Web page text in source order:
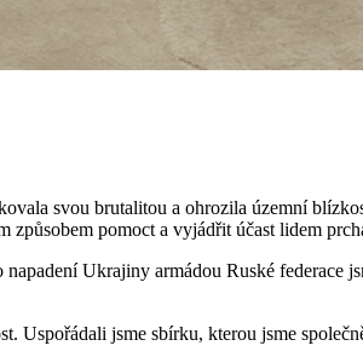
svou brutalitou a ohrozila územní
způsobem pomoct a vyjádřit účast lidem
napadení Ukrajiny armádou Ruské
Uspořádali jsme sbírku, kterou jsme